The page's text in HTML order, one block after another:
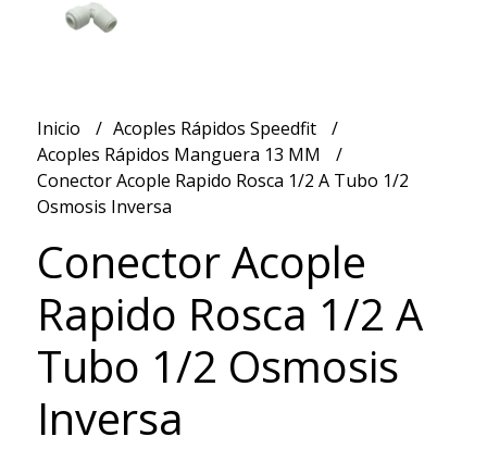
Inicio
Acoples Rápidos Speedfit
Acoples Rápidos Manguera 13 MM
Conector Acople Rapido Rosca 1/2 A Tubo 1/2
Osmosis Inversa
Conector Acople
Rapido Rosca 1/2 A
Tubo 1/2 Osmosis
Inversa